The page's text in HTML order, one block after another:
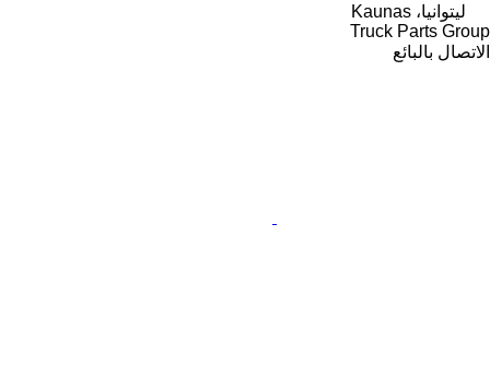
ليتوانيا، Kaunas
Truck Parts Group
الاتصال بالبائع